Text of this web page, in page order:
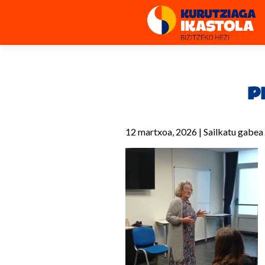
12 martxoa, 2026 | Sailkatu gabea